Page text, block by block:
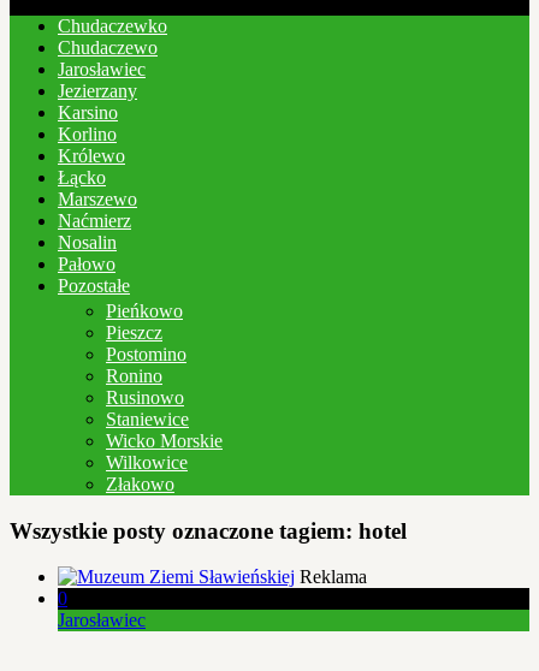
Chudaczewko
Chudaczewo
Jarosławiec
Jezierzany
Karsino
Korlino
Królewo
Łącko
Marszewo
Naćmierz
Nosalin
Pałowo
Pozostałe
Pieńkowo
Pieszcz
Postomino
Ronino
Rusinowo
Staniewice
Wicko Morskie
Wilkowice
Złakowo
Wszystkie posty oznaczone tagiem: hotel
Reklama
0
Jarosławiec